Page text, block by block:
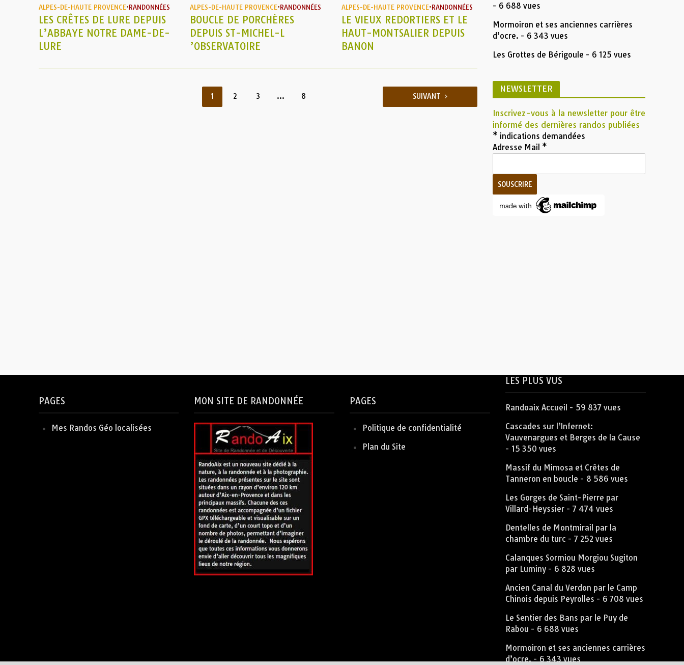
ALPES-DE-HAUTE PROVENCE•RANDONNÉES
LES CRÊTES DE LURE DEPUIS
L’ABBAYE NOTRE DAME-DE-
LURE
ALPES-DE-HAUTE PROVENCE•RANDONNÉES
BOUCLE DE PORCHÈRES
DEPUIS ST-MICHEL-L
’OBSERVATOIRE
ALPES-DE-HAUTE PROVENCE•RANDONNÉES
LE VIEUX REDORTIERS ET LE
HAUT-MONTSALIER DEPUIS
BANON
1 2 3 … 8 SUIVANT
- 6 688 vues
Mormoiron et ses anciennes carrières
d’ocre. - 6 343 vues
Les Grottes de Bérigoule - 6 125 vues
NEWSLETTER
Inscrivez-vous à la newsletter pour être
informé des dernières randos publiées
* indications demandées
Adresse Mail *
PAGES
Mes Randos Géo localisées
MON SITE DE RANDONNÉE PAGES
Politique de confidentialité
Plan du Site
LES PLUS VUS
Randoaix Accueil - 59 837 vues
Cascades sur l’Infernet:
Vauvenargues et Berges de la Cause
- 15 350 vues
Massif du Mimosa et Crêtes de
Tanneron en boucle - 8 586 vues
Les Gorges de Saint-Pierre par
Villard-Heyssier- 7 474 vues
Dentelles de Montmirail par la
chambre du turc - 7 252 vues
Calanques Sormiou Morgiou Sugiton
par Luminy- 6 828 vues
Ancien Canal du Verdon par le Camp
Chinois depuis Peyrolles - 6 708 vues
Le Sentier des Bans par le Puy de
Rabou - 6 688 vues
Mormoiron et ses anciennes carrières
d’ocre.- 6 343 vues